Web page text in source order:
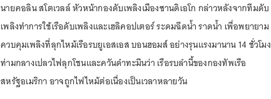
นายคอลิน สโตเวลล์ หัวหน้ากองดับเพลิงเมืองซานดิเอโก กล่าวหลังจากทีมดับ
เพลิงทำการใช้เรือดับเพลิงและเฮลิคอปเตอร์ ระดมฉีดน้ำ ราดน้ำ เพื่อพยายาม
ควบคุมเพลิงที่ลุกไหม้เรือรบยูเอสเอส บอนฮอมส์ อย่างรุนแรงมานาน 14 ชั่วโมง
ท่ามกลางเปลวไฟลุกโชนและควันดำทะมึนว่า เรือรบลำนี้ของกองทัพเรือ
สหรัฐอเมริกา อาจถูกไฟไหม้ต่อเนื่องเป็นเวลาหลายวัน